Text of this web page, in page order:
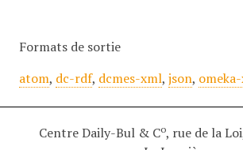
Formats de sortie
atom, dc-rdf, dcmes-xml, json,
Centre Daily-Bul & Co, rue de la